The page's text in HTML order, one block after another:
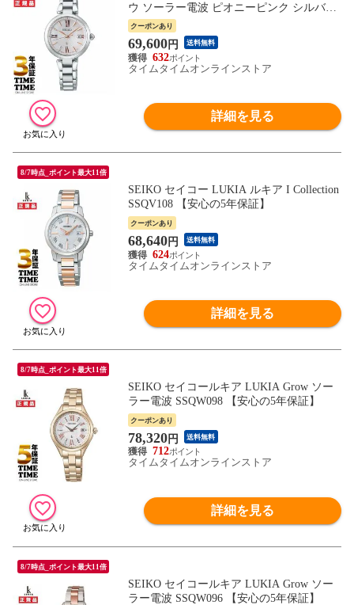
ウ ソーラー電波 ピオニーピンク シルバー
SSQW081 【安心の5年保証】
クーポンあり
69,600円 送料無料
632
タイムタイムオンラインストア
詳細を見る
8/7時点_ポイント最大11倍
SEIKO セイコー LUKIA ルキア I Collection
SSQV108 【安心の5年保証】
クーポンあり
68,640円 送料無料
624
タイムタイムオンラインストア
詳細を見る
8/7時点_ポイント最大11倍
SEIKO セイコールキア LUKIA Grow ソー
ラー電波 SSQW098 【安心の5年保証】
クーポンあり
78,320円 送料無料
712
タイムタイムオンラインストア
詳細を見る
8/7時点_ポイント最大11倍
SEIKO セイコールキア LUKIA Grow ソー
ラー電波 SSQW096 【安心の5年保証】